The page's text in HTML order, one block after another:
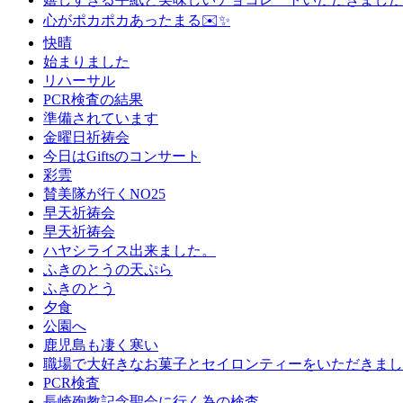
心がポカポカあったまる✉️✨
快晴
始まりました
リハーサル
PCR検査の結果
準備されています
金曜日祈祷会
今日はGiftsのコンサート
彩雲
賛美隊が行くNO25
早天祈祷会
早天祈祷会
ハヤシライス出来ました。
ふきのとうの天ぷら
ふきのとう
夕食
公園へ
鹿児島も凄く寒い
職場で大好きなお菓子とセイロンティーをいただきま
PCR検査